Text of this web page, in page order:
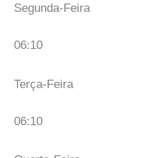
Segunda-Feira
06:10
Terça-Feira
06:10